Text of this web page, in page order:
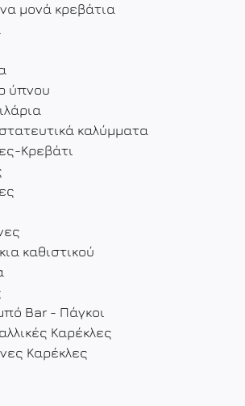
μονά κρεβάτια
ύπνου
καλύμματα
Κρεβάτι
καθιστικού
Bar - Πάγκοι
Καρέκλες
Καρέκλες